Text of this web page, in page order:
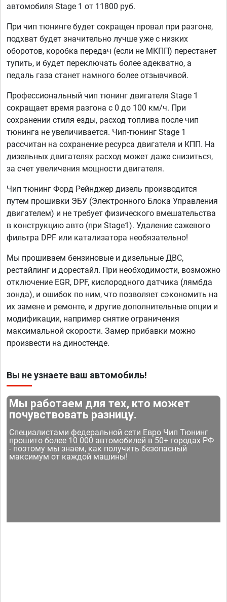
автомобиля Stage 1 от 11800 руб.
При чип тюнинге будет сокращен провал при разгоне,
подхват будет значительно лучше уже с низких
оборотов, коробка передач (если не МКПП) перестанет
тупить, и будет переключать более адекватно, а
педаль газа станет намного более отзывчивой.
Профессиональный чип тюнинг двигателя Stage 1
сокращает время разгона с 0 до 100 км/ч. При
сохранении стиля езды, расход топлива после чип
тюнинга не увеличивается. Чип-тюнинг Stage 1
рассчитан на сохранение ресурса двигателя и КПП. На
дизельных двигателях расход может даже снизиться,
за счет увеличения мощности двигателя.
Чип тюнинг Форд Рейнджер дизель производится
путем прошивки ЭБУ (Электронного Блока Управления
двигателем) и не требует физического вмешательства
в конструкцию авто (при Stage1). Удаление сажевого
фильтра DPF или катализатора необязательно!
Мы прошиваем бензиновые и дизельные ДВС,
рестайлинг и дорестайл. При необходимости, возможно
отключение EGR, DPF, кислородного датчика (лямбда
зонда), и ошибок по ним, что позволяет сэкономить на
их замене и ремонте, и другие дополнительные опции и
модификации, например снятие ограничения
максимальной скорости. Замер прибавки можно
произвести на диностенде.
Вы не узнаете ваш автомобиль!
Мы работаем для тех, кто может
почувствовать разницу.
Специалистами федеральной сети Евро Чип Тюнинг
прошито более 10 000 автомобилей в 50+ городах РФ
- поэтому мы знаем, как получить безопасный
максимум от каждой машины!